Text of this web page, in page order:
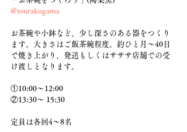
@tourakugama
お茶碗や小鉢など、少し深さのある器をつくり
ます。大きさはご飯茶碗程度。約ひと月〜40日
で焼き上がり、発送もしくはサササ店舗での受
け渡しとなります。
①10:00〜12:00
②13:30〜 15:30
定員は各回4〜8名